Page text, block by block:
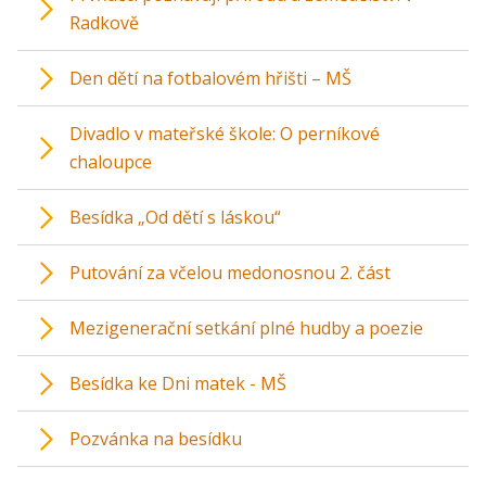
Radkově
Den dětí na fotbalovém hřišti – MŠ
Divadlo v mateřské škole: O perníkové
chaloupce
Besídka „Od dětí s láskou“
Putování za včelou medonosnou 2. část
Mezigenerační setkání plné hudby a poezie
Besídka ke Dni matek - MŠ
Pozvánka na besídku